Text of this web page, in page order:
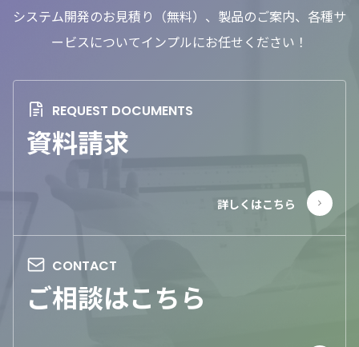
システム開発のお見積り（無料）、製品のご案内、各種サ
ービスについてインプルにお任せください！
資料請求
ご相談はこちら